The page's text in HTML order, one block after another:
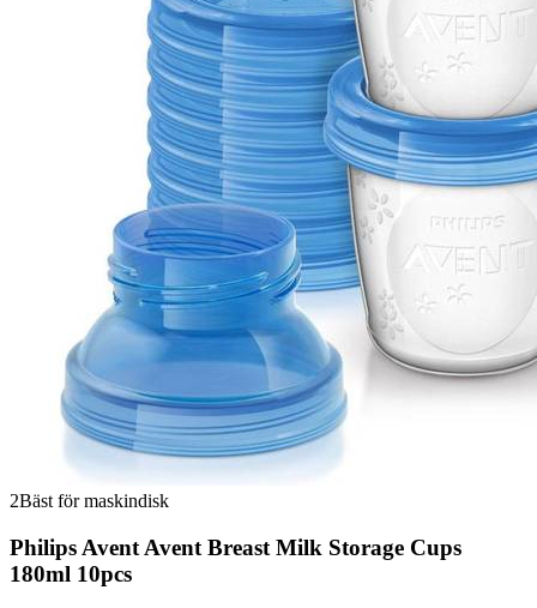
2Bäst för maskindisk
Philips Avent Avent Breast Milk Storage Cups
180ml 10pcs